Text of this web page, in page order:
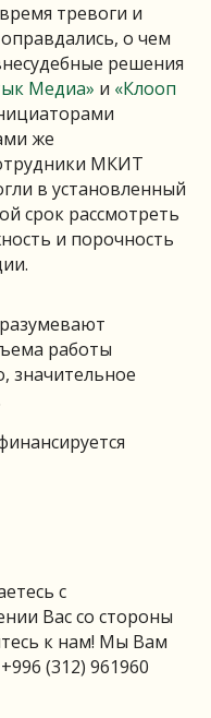
тревоги и
о чем
решения
Медиа» и «Клооп
же
МКИТ
в установленный
срок рассмотреть
и порочность
работы
значительное
с
Вас со стороны
к нам! Мы Вам
(312) 961960